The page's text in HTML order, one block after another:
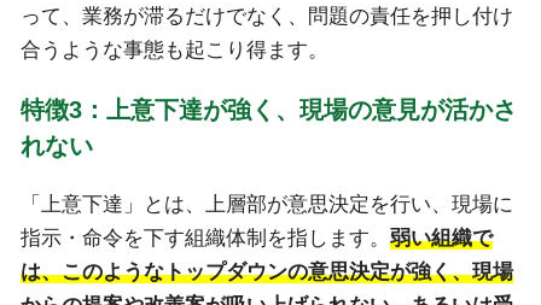
って、業務が滞るだけでなく、問題の責任を押し付け
合うような事態も起こり得ます。
特徴3：上意下達が強く、現場の意見が活かさ
れない
「上意下達」とは、上層部が意思決定を行い、現場に
指示・命令を下す組織体制を指します。 弱い組織で
は、このようなトップダウンの意思決定が強く、現場